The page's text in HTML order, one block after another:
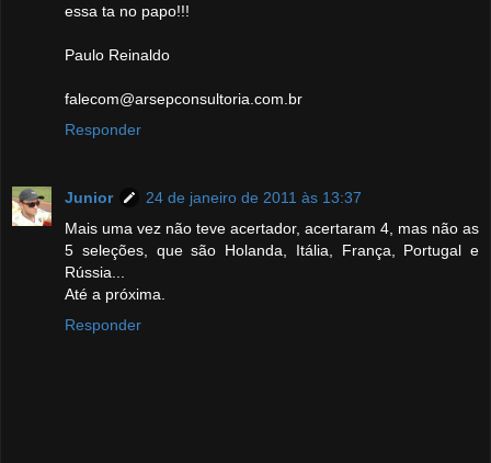
essa ta no papo!!!
Paulo Reinaldo
falecom@arsepconsultoria.com.br
Responder
Junior
24 de janeiro de 2011 às 13:37
Mais uma vez não teve acertador, acertaram 4, mas não as
5 seleções, que são Holanda, Itália, França, Portugal e
Rússia...
Até a próxima.
Responder